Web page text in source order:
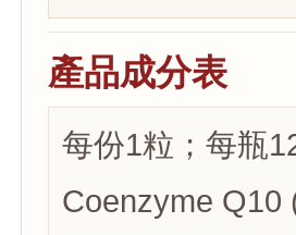
產品成分表
每份1粒；每瓶
Coenzyme Q10